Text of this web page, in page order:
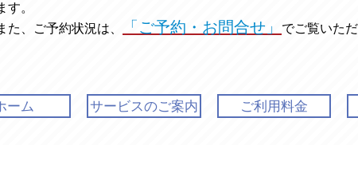
す。
た、ご予約状況は、
「ご予約・お問合せ」 でご覧いただ
ーム サービスのご案内 ご利用料金